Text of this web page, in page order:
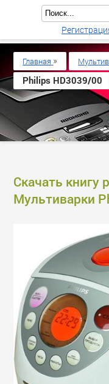
Скачать книгу
Мультиварки
Главная »
Philips HD3039/00